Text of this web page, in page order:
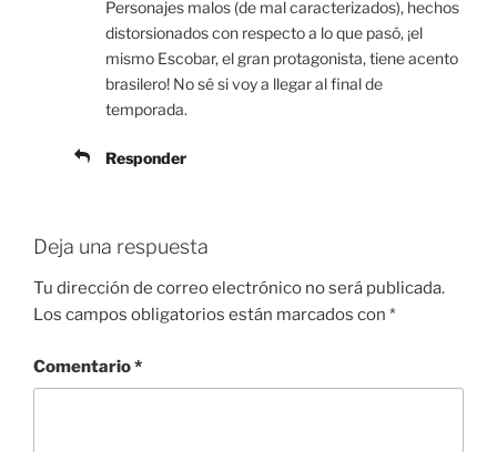
Personajes malos (de mal caracterizados), hechos
distorsionados con respecto a lo que pasó, ¡el
mismo Escobar, el gran protagonista, tiene acento
brasilero! No sé si voy a llegar al final de
temporada.
Responder
Deja una respuesta
Tu dirección de correo electrónico no será publicada.
Los campos obligatorios están marcados con *
Comentario*